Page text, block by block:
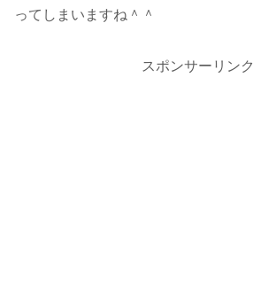
ってしまいますね＾＾
スポンサーリンク